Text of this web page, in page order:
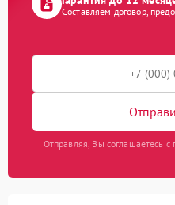
Составляем договор,
Отправляя, Вы соглашаетесь